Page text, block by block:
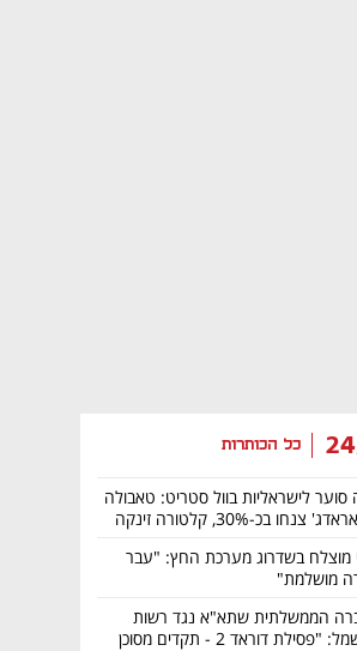
כל הכותרות
סוער לישראליות בוול סטריט: טאבולה
וסולאראדג' צנחו בכ-30%, קלטורה זינקה
מוצלח בשדרוג מערכת החץ: "עבר
מושלמת"
הממשלתית שתא"א נגד רשות
החשמל: "פסילת דוראד 2 - תקדים מסוכן